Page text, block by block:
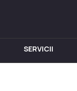
SERVICII